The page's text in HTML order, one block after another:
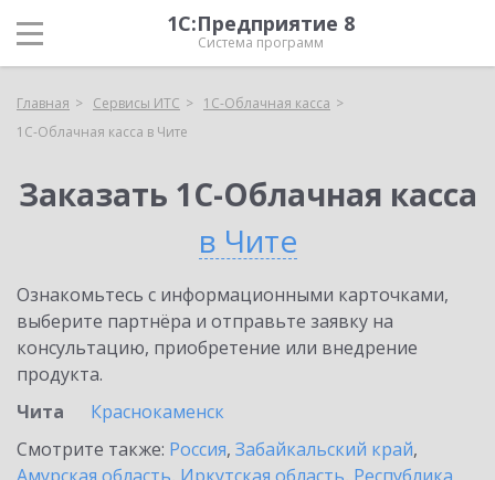
1С:Предприятие 8
Система программ
Главная Сервисы ИТС
1С-Облачная касса
1С-Облачная касса в Чите
Заказать 1С-Облачная касса
в Чите
Ознакомьтесь с информационными карточками,
выберите партнёра и отправьте заявку на
консультацию, приобретение или внедрение
продукта.
Чита
Краснокаменск
Смотрите также: Россия, Забайкальский край,